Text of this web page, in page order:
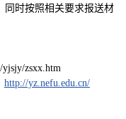
同时按照相关要求报送材
zsxx.htm
http://yz.nefu.edu.cn/